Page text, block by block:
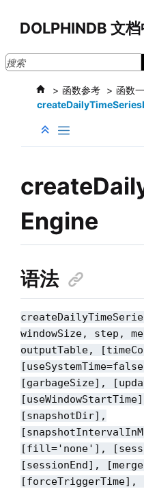
DOLPHINDB 文
函数参考 函数
Engine
语法
windowSize, step,
outputTable,
[garbageSize],
[snapshotDir],
[fill='none'],
[sessionEnd],